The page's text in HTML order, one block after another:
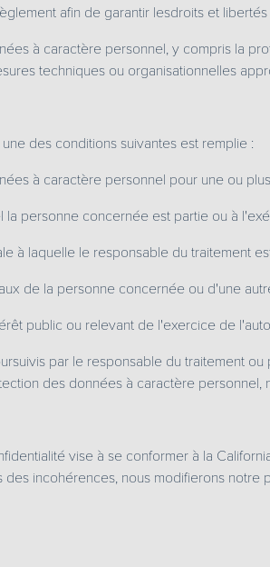
afin de garantir lesdroits et
à caractère personnel, y compris la
techniques ou organisationnelles
des conditions suivantes est remplie :
à caractère personnel pour une ou
personne concernée est partie ou à
à laquelle le responsable du traitement
de la personne concernée ou d'une
public ou relevant de l'exercice de
par le responsable du traitement
des données à caractère personnel,
vise à se conformer à la
des incohérences, nous modifierons